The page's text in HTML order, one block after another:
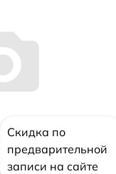
Скидка по
предварительной
записи на сайте